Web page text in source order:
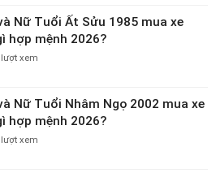
Nữ Tuổi Ất Sửu 1985 mua xe
hợp mệnh 2026?
lượt xem
Nữ Tuổi Nhâm Ngọ 2002 mua xe
hợp mệnh 2026?
lượt xem